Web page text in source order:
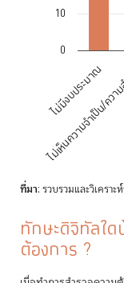
ไม่มีงบประมาณ
ไม่เห็นความจำเป็น
0
10
End of interactive
ที่มา: รวบรวมและวิเครา
ทักษะดิจิทัลใด
ต้องการ ?